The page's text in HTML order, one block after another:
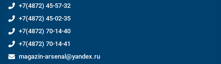
+7(4872) 45-57-32
+7(4872) 45-02-35
+7(4872) 70-14-40
+7(4872) 70-14-41
magazin-arsenal@yandex.ru